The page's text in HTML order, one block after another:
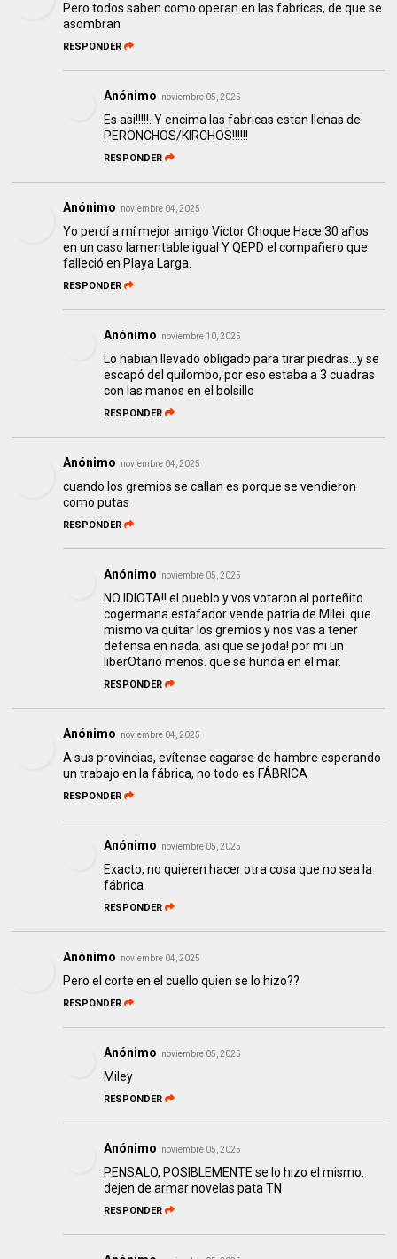
Pero todos saben como operan en las fabricas, de que se
asombran
RESPONDER
Anónimo noviembre 05, 2025
Es asi!!!!!. Y encima las fabricas estan llenas de
PERONCHOS/KIRCHOS!!!!!!
RESPONDER
Anónimo noviembre 04, 2025
Yo perdí a mí mejor amigo Victor Choque.Hace 30 años
en un caso lamentable igual Y QEPD el compañero que
falleció en Playa Larga.
RESPONDER
Anónimo noviembre 10, 2025
Lo habian llevado obligado para tirar piedras...y se
escapó del quilombo, por eso estaba a 3 cuadras
con las manos en el bolsillo
RESPONDER
Anónimo noviembre 04, 2025
cuando los gremios se callan es porque se vendieron
como putas
RESPONDER
Anónimo noviembre 05, 2025
NO IDIOTA!! el pueblo y vos votaron al porteñito
cogermana estafador vende patria de Milei. que
mismo va quitar los gremios y nos vas a tener
defensa en nada. asi que se joda! por mi un
liberOtario menos. que se hunda en el mar.
RESPONDER
Anónimo noviembre 04, 2025
A sus provincias, evítense cagarse de hambre esperando
un trabajo en la fábrica, no todo es FÁBRICA
RESPONDER
Anónimo noviembre 05, 2025
Exacto, no quieren hacer otra cosa que no sea la
fábrica
RESPONDER
Anónimo noviembre 04, 2025
Pero el corte en el cuello quien se lo hizo??
RESPONDER
Anónimo noviembre 05, 2025
Miley
RESPONDER
Anónimo noviembre 05, 2025
PENSALO, POSIBLEMENTE se lo hizo el mismo.
dejen de armar novelas pata TN
RESPONDER